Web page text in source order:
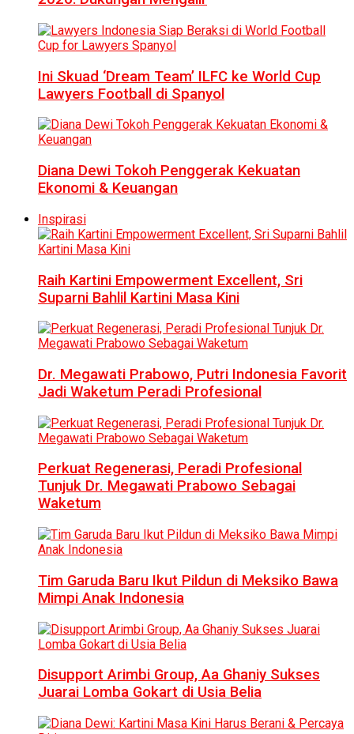
Ini Skuad ‘Dream Team’ ILFC ke World Cup
Lawyers Football di Spanyol
Diana Dewi Tokoh Penggerak Kekuatan
Ekonomi & Keuangan
Inspirasi
Raih Kartini Empowerment Excellent, Sri
Suparni Bahlil Kartini Masa Kini
Dr. Megawati Prabowo, Putri Indonesia Favorit
Jadi Waketum Peradi Profesional
Perkuat Regenerasi, Peradi Profesional
Tunjuk Dr. Megawati Prabowo Sebagai
Waketum
Tim Garuda Baru Ikut Pildun di Meksiko Bawa
Mimpi Anak Indonesia
Disupport Arimbi Group, Aa Ghaniy Sukses
Juarai Lomba Gokart di Usia Belia